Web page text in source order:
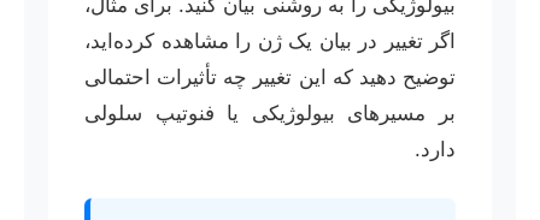
بیولوژیکی را به روشنی بیان کنید. برای مثال،
اگر تغییر در بیان یک ژن را مشاهده کرده‌اید،
توضیح دهید که این تغییر چه تأثیرات احتمالی
بر مسیرهای بیولوژیکی یا فنوتیپ سلولی
دارد.